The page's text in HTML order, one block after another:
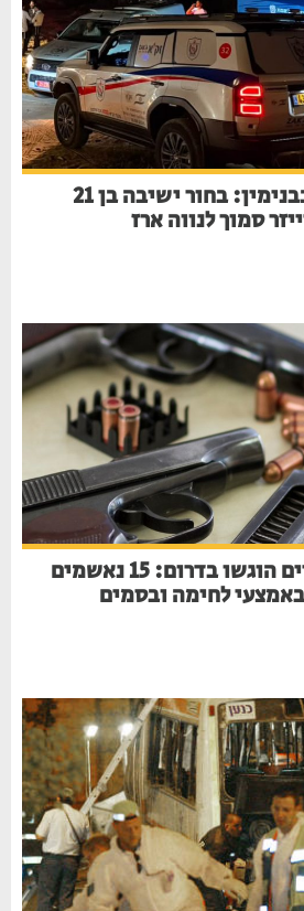
אסון בין הזמנים בבנימין: בחור ישיבה בן 21
סמוך לנווה ארז
כתבי אישום חמורים הוגשו בדרום: 15 נאשמים
לחימה ובסמים